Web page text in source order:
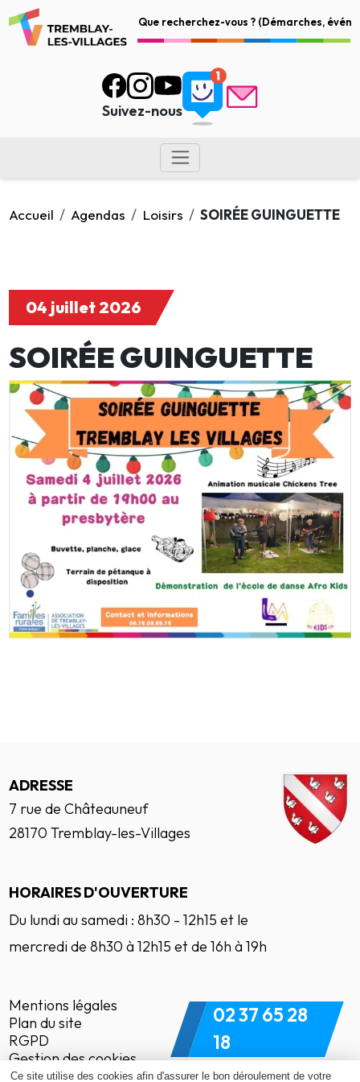
Suivez-nous
Accueil Agendas Loisirs SOIRÉE GUINGUETTE
04 juillet 2026
SOIRÉE GUINGUETTE
ADRESSE
7 rue de Châteauneuf
28170 Tremblay-les-Villages
HORAIRES D'OUVERTURE
Du lundi au samedi : 8h30 - 12h15 et le
mercredi de 8h30 à 12h15 et de 16h à 19h
Mentions légales
Plan du site
RGPD
Gestion des cookies
02 37 65 28
18
Ce site utilise des cookies afin d'assurer le bon déroulement de votre